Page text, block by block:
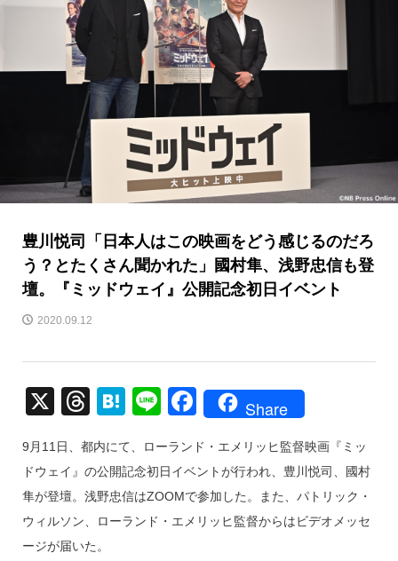
豊川悦司「日本人はこの映画をどう感じるのだろ
う？とたくさん聞かれた」國村隼、浅野忠信も登
壇。『ミッドウェイ』公開記念初日イベント
2020.09.12
X
T
e
a
d
s
H
e
n
a
Li
e
F
c
e
b
Share
9月11日、都内にて、ローランド・エメリッヒ監督映画『ミッ
ドウェイ』の公開記念初日イベントが行われ、豊川悦司、國村
隼が登壇。浅野忠信はZOOMで参加した。また、パトリック・
ウィルソン、ローランド・エメリッヒ監督からはビデオメッセ
ージが届いた。